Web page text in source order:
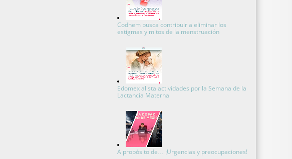
Codhem busca contribuir a eliminar los
estigmas y mitos de la menstruación
Edomex alista actividades por la Semana de la
Lactancia Materna
A propósito de… ¡Urgencias y preocupaciones!